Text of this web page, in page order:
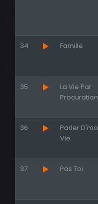
34 Famille
35
La Vie Par
Procuration
36
Parler D'ma
Vie
37 Pas Toi